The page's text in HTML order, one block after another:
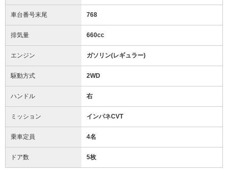
車台番号末尾 768
排気量 660cc
エンジン ガソリン(レギュラー)
駆動方式 2WD
ハンドル 右
ミッション インパネCVT
乗車定員 4名
ドア数 5枚